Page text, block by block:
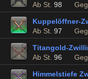
Ab St. 98
Kuppelöffner-
Ab St. 97
Titangold-
Ab St. 96
Himmelstiefe